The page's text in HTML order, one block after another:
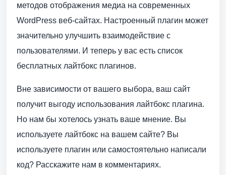
методов отображения медиа на современных
WordPress веб-сайтах. Настроенный плагин может
значительно улучшить взаимодействие с
пользователями. И теперь у вас есть список
бесплатных лайтбокс плагинов.
Вне зависимости от вашего выбора, ваш сайт
получит выгоду использования лайтбокс плагина.
Но нам бы хотелось узнать ваше мнение. Вы
используете лайтбокс на вашем сайте? Вы
используете плагин или самостоятельно написали
код? Расскажите нам в комментариях.